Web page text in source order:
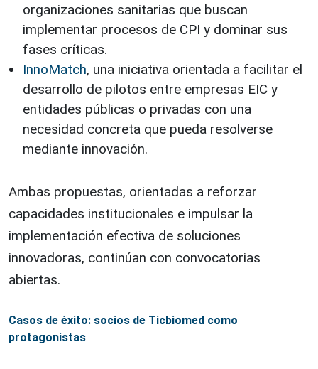
organizaciones sanitarias que buscan
implementar procesos de CPI y dominar sus
fases críticas.
InnoMatch, una iniciativa orientada a facilitar el
desarrollo de pilotos entre empresas EIC y
entidades públicas o privadas con una
necesidad concreta que pueda resolverse
mediante innovación.
Ambas propuestas, orientadas a reforzar
capacidades institucionales e impulsar la
implementación efectiva de soluciones
innovadoras, continúan con convocatorias
abiertas.
Casos de éxito: socios de Ticbiomed como
protagonistas